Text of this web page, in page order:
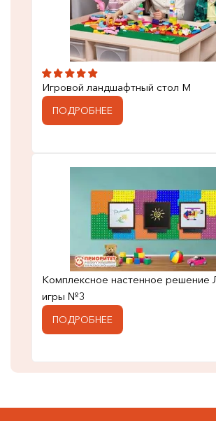
Игровой ландшафтный стол M
ПОДРОБНЕЕ
Комплексное настенное решение
игры №3
ПОДРОБНЕЕ